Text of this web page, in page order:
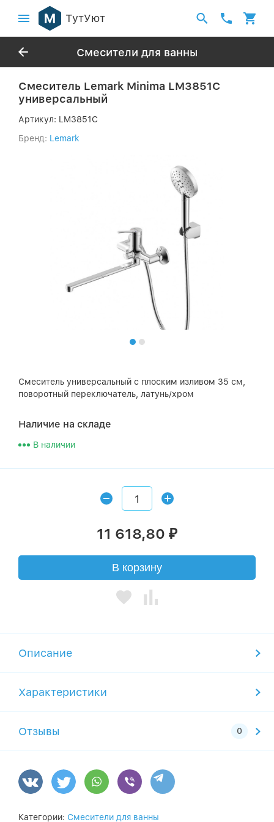
ТутУют
Смесители для ванны
Смеситель Lemark Minima LM3851C
универсальный
Артикул: LM3851C
Бренд: Lemark
Смеситель универсальный с плоским изливом 35 см,
поворотный переключатель, латунь/хром
Наличие на складе
В наличии
11 618,80 ₽
В корзину
Описание
Характеристики
Отзывы
Категории: Смесители для ванны